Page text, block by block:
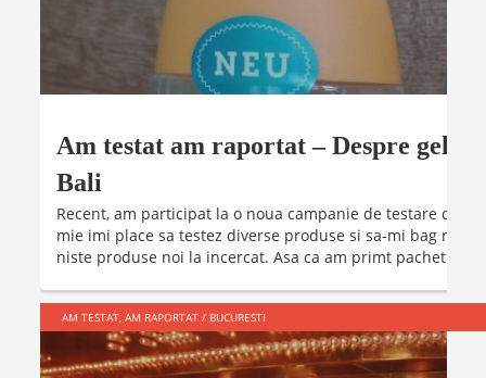
Am testat am raportat – Despre gelul
Bali
Recent, am participat la o noua campanie de testare de
mie imi place sa testez diverse produse si sa-mi bag
niste produse noi la incercat. Asa ca am primt pachetul Fa
AM TESTAT, AM RAPORTAT/ BUCURESTI